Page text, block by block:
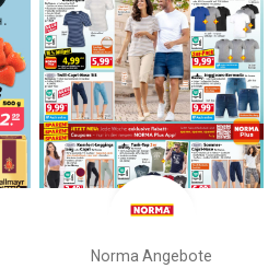
Norma Angebote